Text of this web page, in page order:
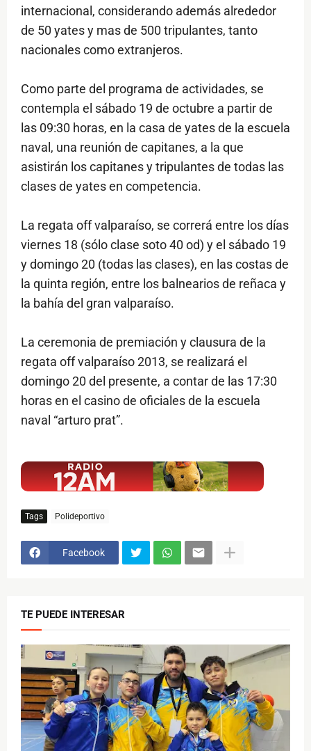
internacional, considerando además alrededor
de 50 yates y mas de 500 tripulantes, tanto
nacionales como extranjeros.
Como parte del programa de actividades, se
contempla el sábado 19 de octubre a partir de
las 09:30 horas, en la casa de yates de la escuela
naval, una reunión de capitanes, a la que
asistirán los capitanes y tripulantes de todas las
clases de yates en competencia.
La regata off valparaíso, se correrá entre los días
viernes 18 (sólo clase soto 40 od) y el sábado 19
y domingo 20 (todas las clases), en las costas de
la quinta región, entre los balnearios de reñaca y
la bahía del gran valparaíso.
La ceremonia de premiación y clausura de la
regata off valparaíso 2013, se realizará el
domingo 20 del presente, a contar de las 17:30
horas en el casino de oficiales de la escuela
naval “arturo prat”.
Tags Polideportivo
Facebook
TE PUEDE INTERESAR